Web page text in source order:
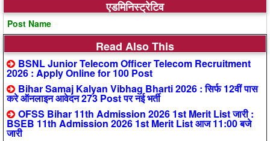
एडमिनिस्ट्रेटिव
Post Name
Read Also This
BSNL Junior Telecom Officer Telecom Recruitment
2026 : Apply Online for 100 Post
Bihar Samaj Kalyan Vibhag Bharti 2026 : सिर्फ 12वीं पास
करे ऑनलाइन आवेदन 273 Post पर नई भर्ती
OFSS Bihar 11th Admission 2026 1st Merit List जारी :
BSEB 11th Admission 2026 1st Merit List आज 11:00 बजे
जारी